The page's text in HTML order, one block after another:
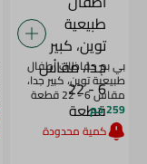
بي بم حفاظات أطفال
طبيعية توين، كبير جدا،
مقاس 6 - 22 قطعة
259 جم
كمية محدودة